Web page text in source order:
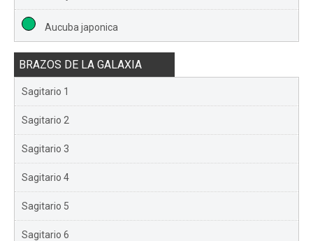
Aucuba japonica
BRAZOS DE LA GALAXIA
Sagitario 1
Sagitario 2
Sagitario 3
Sagitario 4
Sagitario 5
Sagitario 6